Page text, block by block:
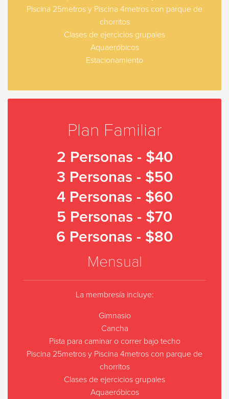
Piscina 25metros y Piscina 4metros con parque de
chorritos
Clases de ejercicios grupales
Aquaeróbicos
Estacionamiento
Plan Familiar
2 Personas - $40
3 Personas - $50
4 Personas - $60
5 Personas - $70
6 Personas - $80
Mensual
La membresía incluye:
Gimnasio
Cancha
Pista para caminar o correr bajo techo
Piscina 25metros y Piscina 4metros con parque de
chorritos
Clases de ejercicios grupales
Aquaeróbicos